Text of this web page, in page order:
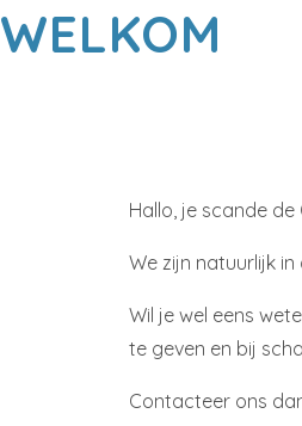
WELKOM
Hallo, je scande
We zijn natuurlijk
Wil je wel eens
te geven en bij
Contacteer ons